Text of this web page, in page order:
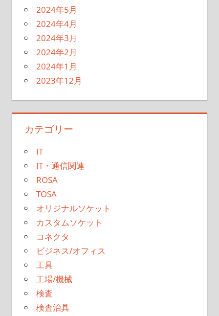
2024年5月
2024年4月
2024年3月
2024年2月
2024年1月
2023年12月
カテゴリー
IT
IT・通信関連
ROSA
TOSA
オリジナルソケット
カスタムソケット
コネクタ
ビジネス/オフィス
工具
工場/機械
検査
検査治具